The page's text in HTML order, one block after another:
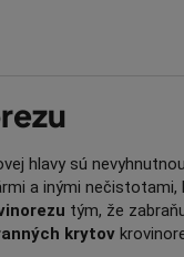
hlavy sú
a inými
tým, že
krytov